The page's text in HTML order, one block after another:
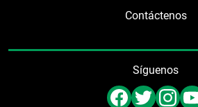
Contáctenos
Síguenos